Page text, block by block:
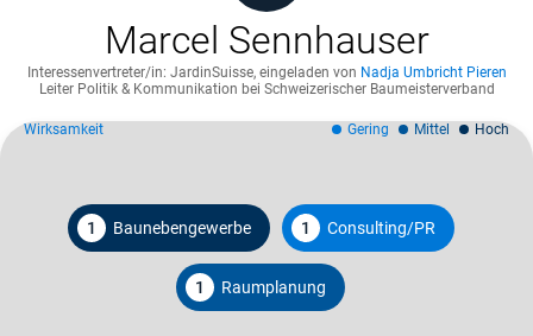
Marcel Sennhauser
Interessenvertreter/in: JardinSuisse, eingeladen von Nadja Umbricht Pieren
Leiter Politik & Kommunikation bei Schweizerischer Baumeisterverband
1 Baunebengewerbe 1 Consulting/PR
1 Raumplanung
Wirksamkeit Gering Mittel Hoch